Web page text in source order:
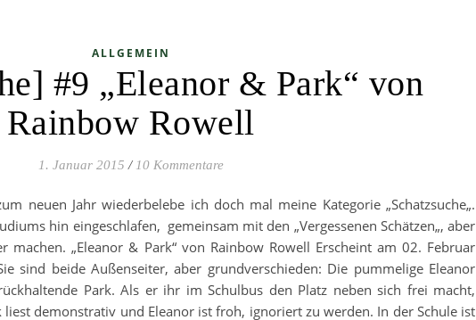
ALLGEMEIN
#9 „Eleanor & Park“ von
Rainbow Rowell
1. Januar 2015 / 10 Kommentare
neuen Jahr wiederbelebe ich doch mal meine Kategorie „Schatzsuche„.
hin eingeschlafen, gemeinsam mit den „Vergessenen Schätzen„, aber
„Eleanor & Park“ von Rainbow Rowell Erscheint am 02. Februar
sind beide Außenseiter, aber grundverschieden: Die pummelige Eleanor
Park. Als er ihr im Schulbus den Platz neben sich frei macht,
demonstrativ und Eleanor ist froh, ignoriert zu werden. In der Schule ist